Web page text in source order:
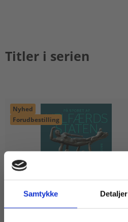
Samtykke Detaljer
Titler i serien
Flergangsbog
Nyhed
Forudbestilling